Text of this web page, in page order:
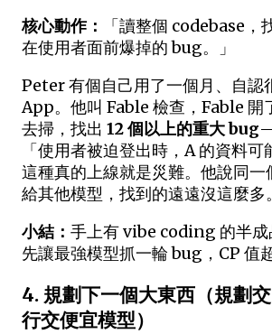
核心動作：
「讀整個 codebase，
在使用者面前爆掉的 bug。」
Peter 有個自己用了一個月、自認
App。他叫 Fable 檢查，Fable 開
去掃，找出 12 個以上的重大 bug
「使用者被迫登出時，A 的資料可
這種真的上線就是災難。他說同
給其他模型，找到的遠遠沒這麼多。
小結： 手上有 vibe coding 的半成
先讓最強模型抓一輪 bug，CP 值超
4. 規劃下一個大東西（規劃
行交便宜模型）